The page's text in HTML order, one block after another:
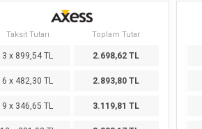
Taksit Tutarı Toplam Tutar
3 x 899,54 TL 2.698,62 TL
6 x 482,30 TL 2.893,80 TL
9 x 346,65 TL 3.119,81 TL